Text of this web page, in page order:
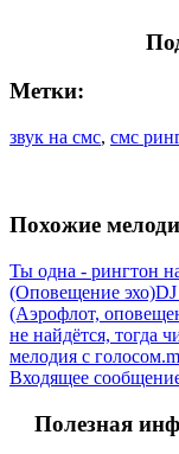
Метки:
звук на смс, смс
Похожие
Ты одна - рингтон
(Оповещение эхо)
(Аэрофлот,
не найдётся, тогда
мелодия с
Входящее
Полезная